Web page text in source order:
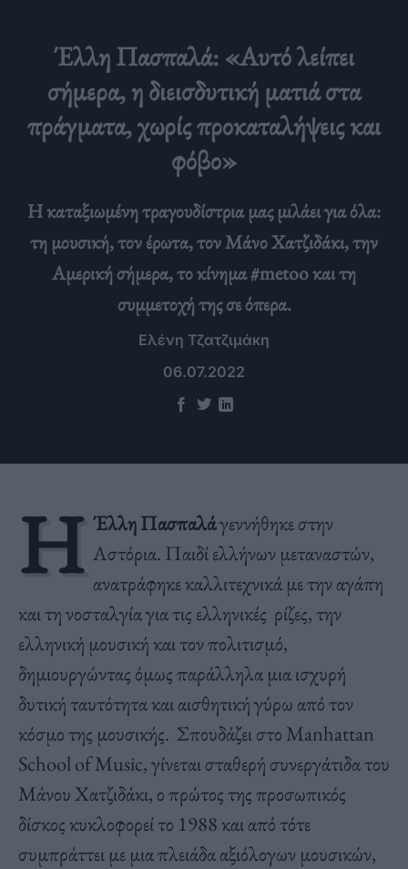
Έλλη Πασπαλά: «Αυτό λείπει
σήμερα, η διεισδυτική ματιά στα
πράγματα, χωρίς προκαταλήψεις και
φόβο»
Η καταξιωμένη τραγουδίστρια μας μιλάει για όλα:
τη μουσική, τον έρωτα, τον Μάνο Χατζιδάκι, την
Αμερική σήμερα, το κίνημα #metoo και τη
συμμετοχή της σε όπερα.
Ελένη Τζατζιμάκη
06.07.2022
Η Έλλη Πασπαλάγεννήθηκε στην
Αστόρια. Παιδί ελλήνων μεταναστών,
ανατράφηκε καλλιτεχνικά με την αγάπη
και τη νοσταλγία για τις ελληνικές ρίζες, την
ελληνική μουσική και τον πολιτισμό,
δημιουργώντας όμως παράλληλα μια ισχυρή
δυτική ταυτότητα και αισθητική γύρω από τον
κόσμο της μουσικής. Σπουδάζει στο Manhattan
School of Music, γίνεται σταθερή συνεργάτιδα του
Μάνου Χατζιδάκι, ο πρώτος της προσωπικός
δίσκος κυκλοφορεί το 1988 και από τότε
συμπράττει με μια πλειάδα αξιόλογων μουσικών,